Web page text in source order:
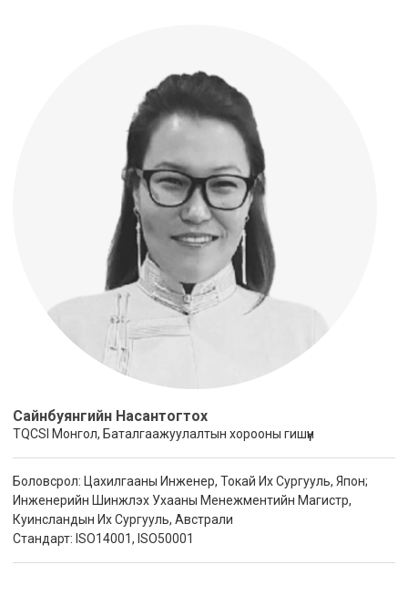
Сайнбуянгийн Насантогтох
TQCSI Монгол, Баталгаажуулалтын хорооны гишүүн
Боловсрол: Цахилгааны Инженер, Токай Их Сургууль, Япон;
Инженерийн Шинжлэх Ухааны Менежментийн Магистр,
Куинсландын Их Сургууль, Австрали
Стандарт: ISO14001, ISO50001